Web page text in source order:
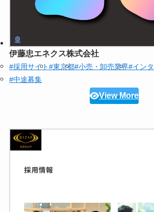
伊藤忠エネクス株式会社
#採用サイト#東京都#小売・卸売業界#イン
#中途募集
View More